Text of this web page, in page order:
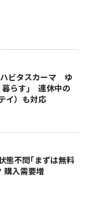
ビタスカーマ ゆ
暮らす｣ 連休中の
イ）も対応
態不問｢まずは無料
入需要増